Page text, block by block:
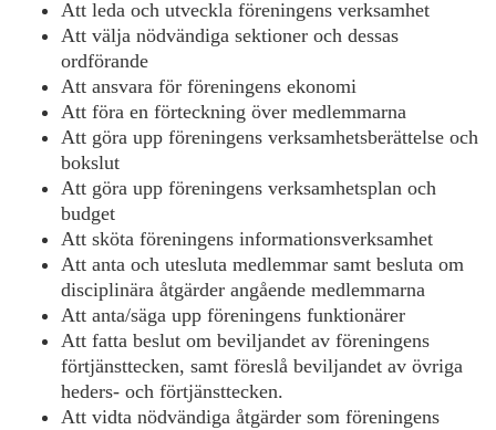
Att leda och utveckla föreningens verksamhet
Att välja nödvändiga sektioner och dessas
ordförande
Att ansvara för föreningens ekonomi
Att föra en förteckning över medlemmarna
Att göra upp föreningens verksamhetsberättelse och
bokslut
Att göra upp föreningens verksamhetsplan och
budget
Att sköta föreningens informationsverksamhet
Att anta och utesluta medlemmar samt besluta om
disciplinära åtgärder angående medlemmarna
Att anta/säga upp föreningens funktionärer
Att fatta beslut om beviljandet av föreningens
förtjänsttecken, samt föreslå beviljandet av övriga
heders- och förtjänsttecken.
Att vidta nödvändiga åtgärder som föreningens